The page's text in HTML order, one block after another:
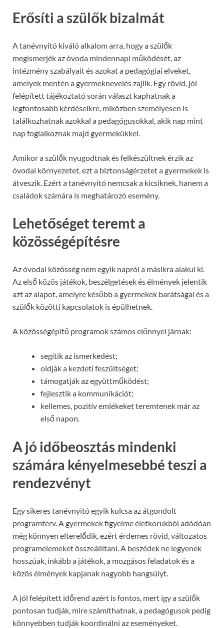
Erősíti a szülők bizalmát
A tanévnyitó kiváló alkalom arra, hogy a szülők
megismerjék az óvoda mindennapi működését, az
intézmény szabályait és azokat a pedagógiai elveket,
amelyek mentén a gyermeknevelés zajlik. Egy rövid, jól
felépített tájékoztató során választ kaphatnak a
legfontosabb kérdéseikre, miközben személyesen is
találkozhatnak azokkal a pedagógusokkal, akik nap mint
nap foglalkoznak majd gyermekükkel.
Amikor a szülők nyugodtnak és felkészültnek érzik az
óvodai környezetet, ezt a biztonságérzetet a gyermekek is
átveszik. Ezért a tanévnyitó nemcsak a kicsiknek, hanem a
családok számára is meghatározó esemény.
Lehetőséget teremt a
közösségépítésre
Az óvodai közösség nem egyik napról a másikra alakul ki.
Az első közös játékok, beszélgetések és élmények jelentik
azt az alapot, amelyre később a gyermekek barátságai és a
szülők közötti kapcsolatok is épülhetnek.
A közösségépítő programok számos előnnyel járnak:
segítik az ismerkedést;
oldják a kezdeti feszültséget;
támogatják az együttműködést;
fejlesztik a kommunikációt;
kellemes, pozitív emlékeket teremtenek már az
első napon.
A jó időbeosztás mindenki
számára kényelmesebbé teszi a
rendezvényt
Egy sikeres tanévnyitó egyik kulcsa az átgondolt
programterv. A gyermekek figyelme életkorukból adódóan
még könnyen elterelődik, ezért érdemes rövid, változatos
programelemeket összeállítani. A beszédek ne legyenek
hosszúak, inkább a játékok, a mozgásos feladatok és a
közös élmények kapjanak nagyobb hangsúlyt.
A jól felépített időrend azért is fontos, mert így a szülők
pontosan tudják, mire számíthatnak, a pedagógusok pedig
könnyebben tudják koordinálni az eseményeket.